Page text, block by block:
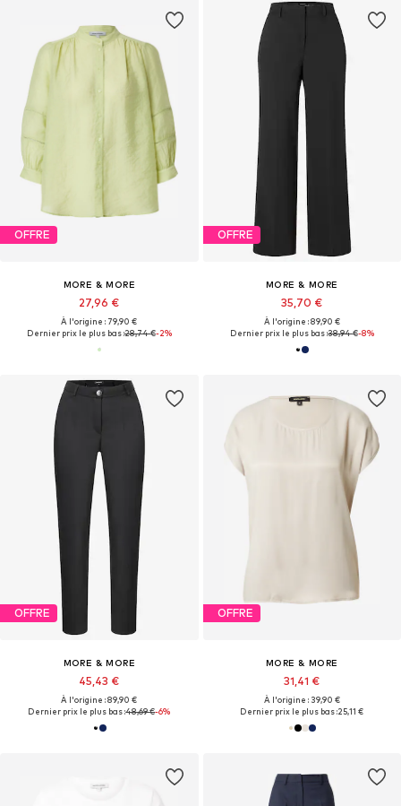
OFFRE
MORE & MORE
27,96 €
À l'origine : 79,90 €
Dernier prix le plus bas :28,74 €-2%
OFFRE
MORE & MORE
35,70 €
À l'origine : 89,90 €
Dernier prix le plus bas :38,94 €-8%
OFFRE
MORE & MORE
45,43 €
À l'origine : 89,90 €
Dernier prix le plus bas :48,69 €-6%
OFFRE
MORE & MORE
31,41 €
À l'origine : 39,90 €
Dernier prix le plus bas :25,11 €